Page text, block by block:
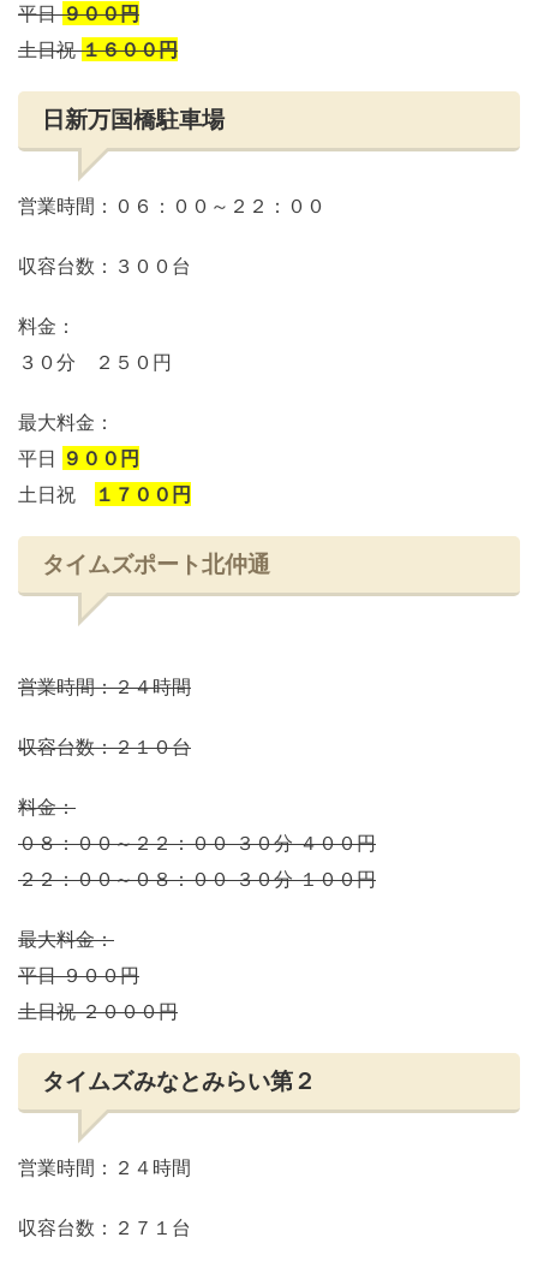
平日９００円
土日祝１６００円
日新万国橋駐車場
営業時間：０６：００～２２：００
収容台数：３００台
料金：
３０分 ２５０円
最大料金：
平日 ９００円
土日祝
１７００円
タイムズポート北仲通
営業時間：２４時間
収容台数：２１０台
料金：
０８：００～２２：００ ３０分 ４００円
２２：００～０８：００ ３０分 １００円
最大料金：
平日 ９００円
土日祝 ２０００円
タイムズみなとみらい第２
営業時間：２４時間
収容台数：２７１台